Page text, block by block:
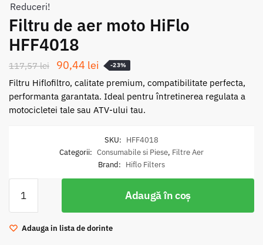
Reduceri!
Filtru de aer moto HiFlo
HFF4018
117,57lei
Prețul
inițial
a
fost:
90,44 lei Prețul
curent
este:
90,44 lei.
-23%
Filtru Hiflofiltro, calitate premium, compatibilitate perfecta,
performanta garantata. Ideal pentru întretinerea regulata a
motocicletei tale sau ATV-ului tau.
SKU: HFF4018
Categorii: Consumabile si Piese, Filtre Aer
Brand: Hiflo Filters
Filtru
de
aer
Adaugă în coș
Adauga in lista de dorinte